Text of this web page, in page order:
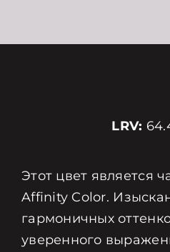
LRV:
Этот цвет является
Affinity Color.
гармоничных
уверенного